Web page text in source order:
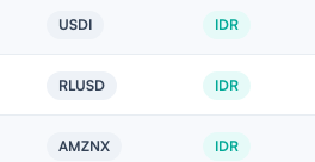
USDI IDR
RLUSD IDR
AMZNX IDR